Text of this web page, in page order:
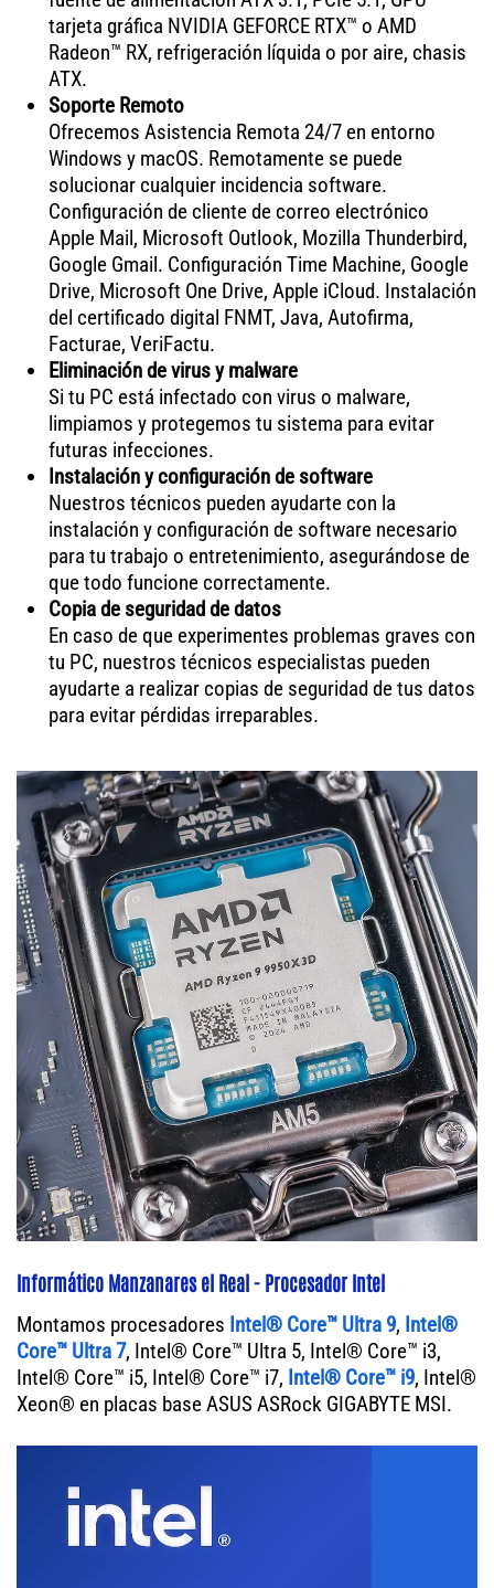
tarjeta gráfica NVIDIA GEFORCE RTX™ o AMD
Radeon™ RX, refrigeración líquida o por aire, chasis
ATX.
Soporte Remoto
Ofrecemos Asistencia Remota 24/7 en entorno
Windows y macOS. Remotamente se puede
solucionar cualquier incidencia software.
Configuración de cliente de correo electrónico
Apple Mail, Microsoft Outlook, Mozilla Thunderbird,
Google Gmail. Configuración Time Machine, Google
Drive, Microsoft One Drive, Apple iCloud. Instalación
del certificado digital FNMT, Java, Autofirma,
Facturae, VeriFactu.
Eliminación de virus y malware
Si tu PC está infectado con virus o malware,
limpiamos y protegemos tu sistema para evitar
futuras infecciones.
Instalación y configuración de software
Nuestros técnicos pueden ayudarte con la
instalación y configuración de software necesario
para tu trabajo o entretenimiento, asegurándose de
que todo funcione correctamente.
Copia de seguridad de datos
En caso de que experimentes problemas graves con
tu PC, nuestros técnicos especialistas pueden
ayudarte a realizar copias de seguridad de tus datos
para evitar pérdidas irreparables.
Informático Manzanares el Real - Procesador Intel
Montamos procesadores Intel® Core™ Ultra 9, Intel®
Core™ Ultra 7, Intel® Core™ Ultra 5, Intel® Core™ i3,
Intel® Core™ i5, Intel® Core™ i7, Intel® Core™ i9, Intel®
Xeon® en placas base ASUS ASRock GIGABYTE MSI.